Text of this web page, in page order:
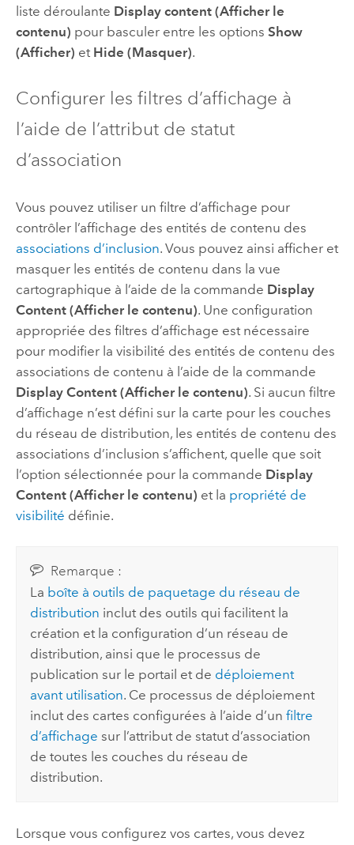
liste déroulante Display content (Afficher le
contenu) pour basculer entre les options Show
(Afficher) et Hide (Masquer).
Configurer les filtres d’affichage à
l’aide de l’attribut de statut
d’association
Vous pouvez utiliser un filtre d’affichage pour
contrôler l’affichage des entités de contenu des
associations d’inclusion. Vous pouvez ainsi afficher et
masquer les entités de contenu dans la vue
cartographique à l’aide de la commande Display
Content (Afficher le contenu). Une configuration
appropriée des filtres d’affichage est nécessaire
pour modifier la visibilité des entités de contenu des
associations de contenu à l’aide de la commande
Display Content (Afficher le contenu). Si aucun filtre
d’affichage n’est défini sur la carte pour les couches
du réseau de distribution, les entités de contenu des
associations d’inclusion s’affichent, quelle que soit
l’option sélectionnée pour la commande Display
Content (Afficher le contenu) et la propriété de
visibilité définie.
Remarque :
La boîte à outils de paquetage du réseau de
distribution inclut des outils qui facilitent la
création et la configuration d’un réseau de
distribution, ainsi que le processus de
publication sur le portail et de déploiement
avant utilisation. Ce processus de déploiement
inclut des cartes configurées à l’aide d’unfiltre
d’affichage sur l’attribut de statut d’association
de toutes les couches du réseau de
distribution.
Lorsque vous configurez vos cartes, vous devez